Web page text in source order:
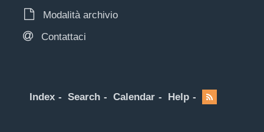
Modalità archivio
Contattaci
Index Search Calendar Help